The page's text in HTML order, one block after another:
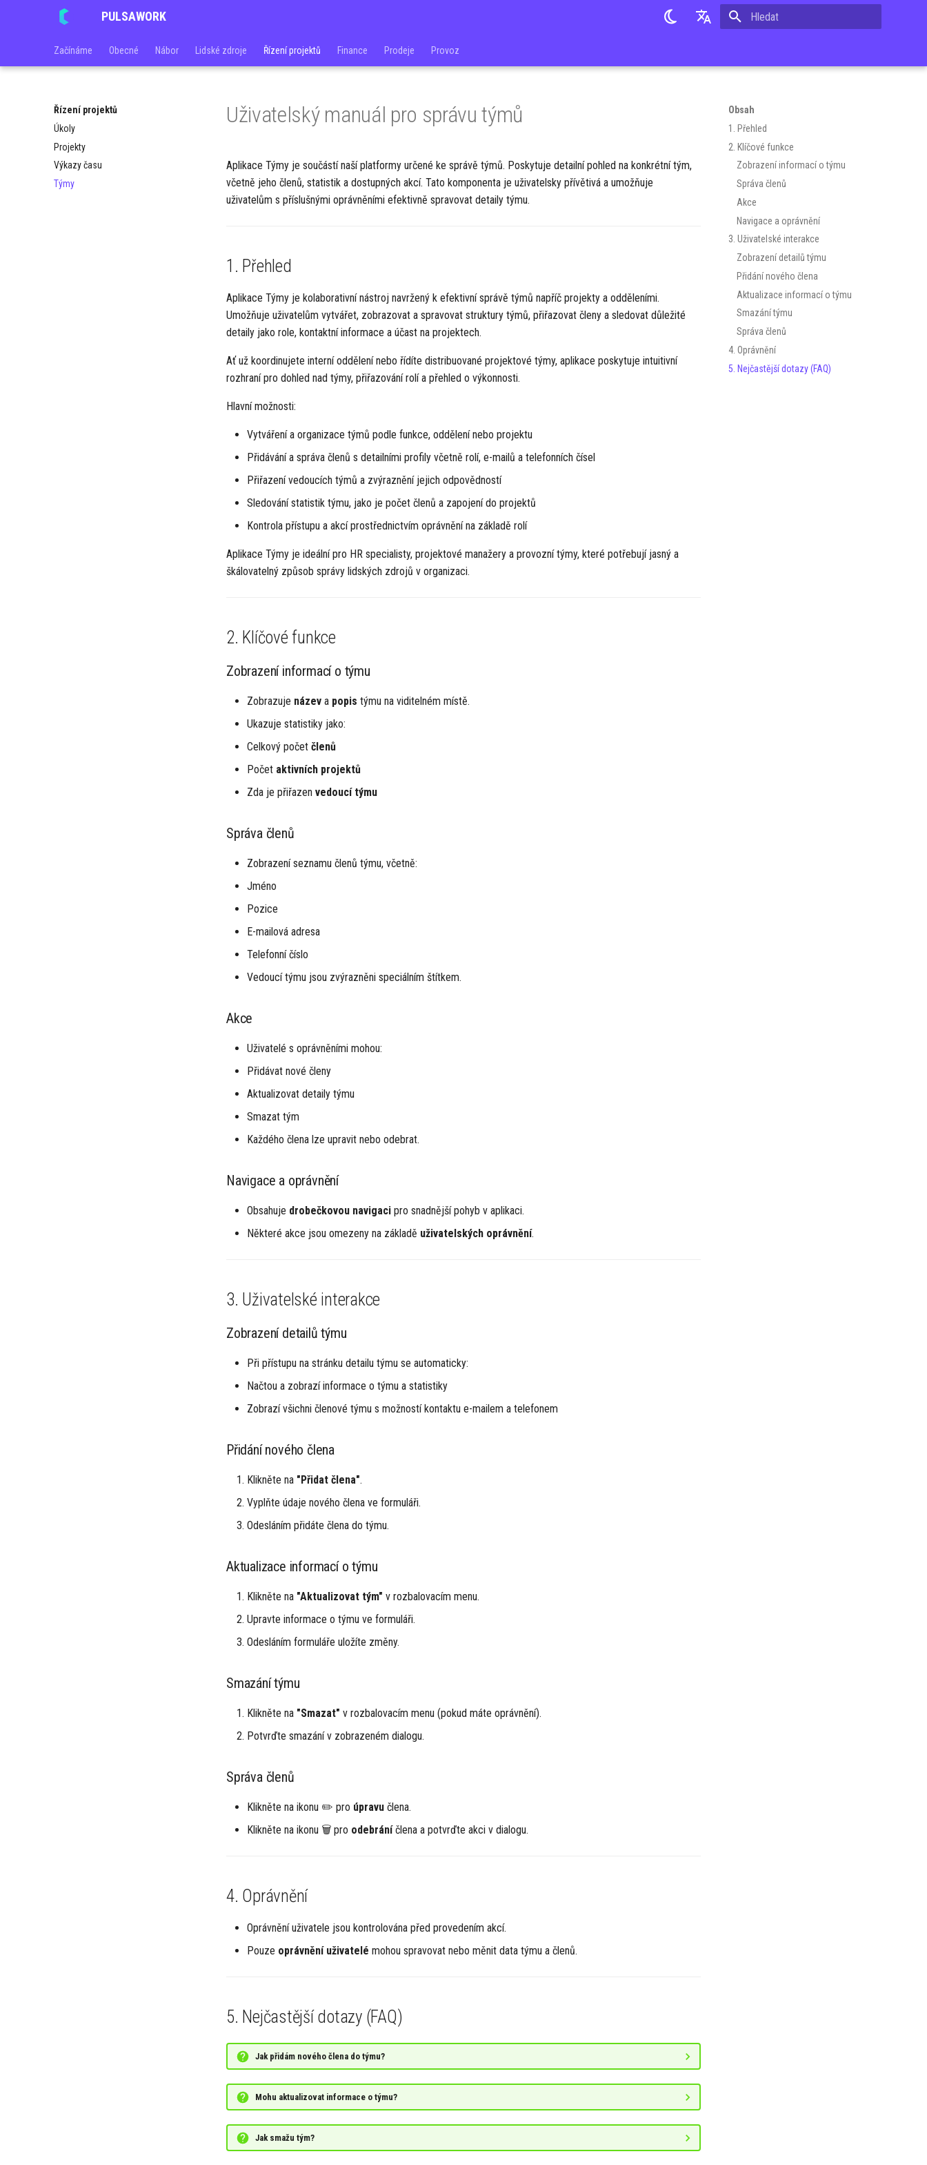
PULSAWORK
Začínáme Obecné Nábor Lidské zdroje Řízení projektů Finance Prodeje Provoz
Řízení projektů
Úkoly
Projekty
Výkazy času
Týmy
Obsah
1. Přehled
2. Klíčové funkce
Zobrazení informací o týmu
Správa členů
Akce
Navigace a oprávnění
3. Uživatelské interakce
Zobrazení detailů týmu
Přidání nového člena
Aktualizace informací o týmu
Smazání týmu
Správa členů
4. Oprávnění
5. Nejčastější dotazy (FAQ)
Uživatelský manuál pro správu týmů
Aplikace Týmy je součástí naší platformy určené ke správě týmů. Poskytuje detailní pohled na konkrétní tým,
včetně jeho členů, statistik a dostupných akcí. Tato komponenta je uživatelsky přívětivá a umožňuje
uživatelům s příslušnými oprávněními efektivně spravovat detaily týmu.
1. Přehled
Aplikace Týmy je kolaborativní nástroj navržený k efektivní správě týmů napříč projekty a odděleními.
Umožňuje uživatelům vytvářet, zobrazovat a spravovat struktury týmů, přiřazovat členy a sledovat důležité
detaily jako role, kontaktní informace a účast na projektech.
Ať už koordinujete interní oddělení nebo řídíte distribuované projektové týmy, aplikace poskytuje intuitivní
rozhraní pro dohled nad týmy, přiřazování rolí a přehled o výkonnosti.
Hlavní možnosti:
Vytváření a organizace týmů podle funkce, oddělení nebo projektu
Přidávání a správa členů s detailními profily včetně rolí, e-mailů a telefonních čísel
Přiřazení vedoucích týmů a zvýraznění jejich odpovědností
Sledování statistik týmu, jako je počet členů a zapojení do projektů
Kontrola přístupu a akcí prostřednictvím oprávnění na základě rolí
Aplikace Týmy je ideální pro HR specialisty, projektové manažery a provozní týmy, které potřebují jasný a
škálovatelný způsob správy lidských zdrojů v organizaci.
2. Klíčové funkce
Zobrazení informací o týmu
Zobrazuje název a popis týmu na viditelném místě.
Ukazuje statistiky jako:
Celkový počet členů
Počet aktivních projektů
Zda je přiřazen vedoucí týmu
Správa členů
Zobrazení seznamu členů týmu, včetně:
Jméno
Pozice
E-mailová adresa
Telefonní číslo
Vedoucí týmu jsou zvýrazněni speciálním štítkem.
Akce
Uživatelé s oprávněními mohou:
Přidávat nové členy
Aktualizovat detaily týmu
Smazat tým
Každého člena lze upravit nebo odebrat.
Navigace a oprávnění
Obsahuje drobečkovou navigaci pro snadnější pohyb v aplikaci.
Některé akce jsou omezeny na základě uživatelských oprávnění.
3. Uživatelské interakce
Zobrazení detailů týmu
Při přístupu na stránku detailu týmu se automaticky:
Načtou a zobrazí informace o týmu a statistiky
Zobrazí všichni členové týmu s možností kontaktu e-mailem a telefonem
Přidání nového člena
Klikněte na "Přidat člena".
Vyplňte údaje nového člena ve formuláři.
Odesláním přidáte člena do týmu.
Aktualizace informací o týmu
Klikněte na "Aktualizovat tým" v rozbalovacím menu.
Upravte informace o týmu ve formuláři.
Odesláním formuláře uložíte změny.
Smazání týmu
Klikněte na "Smazat" v rozbalovacím menu (pokud máte oprávnění).
Potvrďte smazání v zobrazeném dialogu.
Správa členů
Klikněte na ikonu ✏️ pro úpravu člena.
Klikněte na ikonu 🗑️ pro odebráníčlena a potvrďte akci v dialogu.
4. Oprávnění
Oprávnění uživatele jsou kontrolována před provedením akcí.
Pouze oprávnění uživatelé mohou spravovat nebo měnit data týmu a členů.
5. Nejčastější dotazy (FAQ)
Jak přidám nového člena do týmu?
Mohu aktualizovat informace o týmu?
Jak smažu tým?